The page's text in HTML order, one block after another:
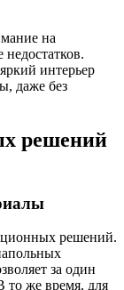
на
интерьер
даже без
решений
решений.
за один
то же время, для